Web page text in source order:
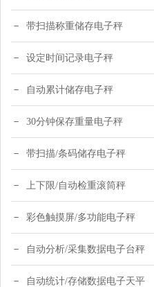
带扫描称重储存电子秤
设定时间记录电子秤
自动累计储存电子秤
30分钟保存重量电子秤
带扫描/条码储存电子秤
上下限/自动检重滚筒秤
彩色触摸屏/多功能电子秤
自动分析/采集数据电子台秤
自动统计/存储数据电子天平